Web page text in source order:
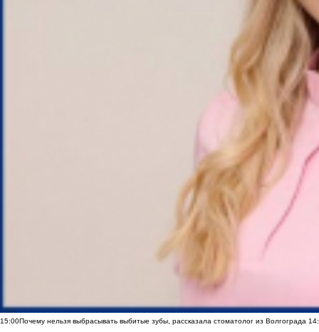
15:00Почему нельзя выбрасывать выбитые зубы, рассказала стоматолог из Волгограда